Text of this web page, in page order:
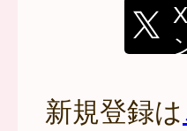
新規登録は